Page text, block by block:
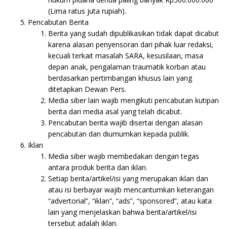
(Lima ratus juta rupiah).
Pencabutan Berita
Berita yang sudah dipublikasikan tidak dapat dicabut
karena alasan penyensoran dari pihak luar redaksi,
kecuali terkait masalah SARA, kesusilaan, masa
depan anak, pengalaman traumatik korban atau
berdasarkan pertimbangan khusus lain yang
ditetapkan Dewan Pers.
Media siber lain wajib mengikuti pencabutan kutipan
berita dari media asal yang telah dicabut.
Pencabutan berita wajib disertai dengan alasan
pencabutan dan diumumkan kepada publik.
Iklan
Media siber wajib membedakan dengan tegas
antara produk berita dan iklan.
Setiap berita/artikel/isi yang merupakan iklan dan
atau isi berbayar wajib mencantumkan keterangan
“advertorial”, “iklan”, “ads”, “sponsored”, atau kata
lain yang menjelaskan bahwa berita/artikel/isi
tersebut adalah iklan.